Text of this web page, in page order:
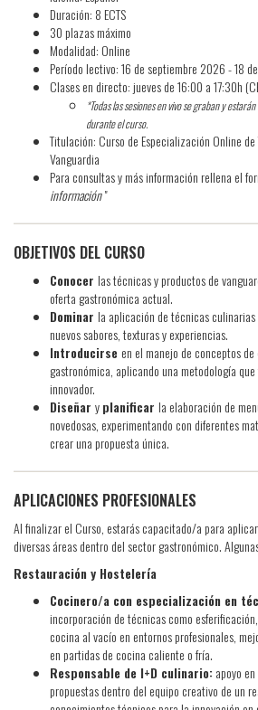
Duración: 8 ECTS
30 plazas máximo
Modalidad: Online
Período lectivo: 16 de septiembre 2026 - 18
Clases en directo: jueves de 16:00 a 17:30h
*Todas las sesiones en vivo se graban y
durante el curso.
Titulación: Curso de Especialización Online
Vanguardia
Para consultas y más información rellena el
información"
​OBJETIVOS DEL CURSO
Conocer las técnicas y productos de
oferta gastronómica actual.
Dominar la aplicación de técnicas
nuevos sabores, texturas y experiencias.
Introducirse en el manejo de conceptos
gastronómica, aplicando una metodología
innovador.
Diseñar yplanificar la elaboración de
novedosas, experimentando con diferentes
crear una propuesta única.
APLICACIONES PROFESIONALES
Al finalizar el Curso, estarás capacitado/a para
diversas áreas dentro del sector gastronómico.
Restauración y Hostelería
Cocinero/a con especialización en
incorporación de técnicas como
cocina al vacío en entornos profesionales,
en partidas de cocina caliente o fría.
Responsable de I+D culinario: apoyo
propuestas dentro del equipo creativo de un